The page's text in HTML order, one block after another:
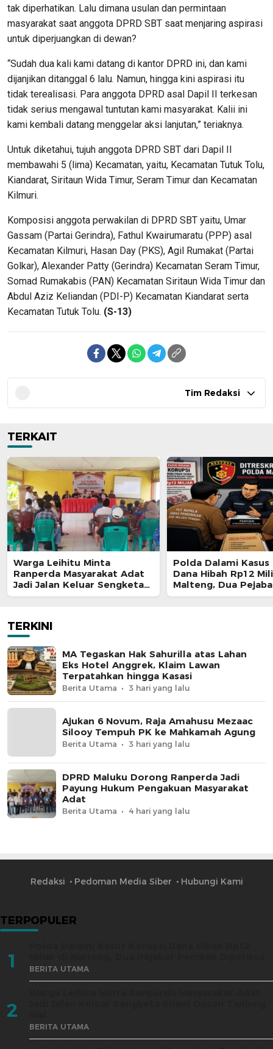
tak diperhatikan. Lalu dimana usulan dan permintaan
masyarakat saat anggota DPRD SBT saat menjaring aspirasi
untuk diperjuangkan di dewan?
“Sudah dua kali kami datang di kantor DPRD ini, dan kami
dijanjikan ditanggal 6 lalu. Namun, hingga kini aspirasi itu
tidak terealisasi. Para anggota DPRD asal Dapil II terkesan
tidak serius mengawal tuntutan kami masyarakat. Kalii ini
kami kembali datang menggelar aksi lanjutan,” teriaknya.
Untuk diketahui, tujuh anggota DPRD SBT dari Dapil II
membawahi 5 (lima) Kecamatan, yaitu, Kecamatan Tutuk Tolu,
Kiandarat, Siritaun Wida Timur, Seram Timur dan Kecamatan
Kilmuri.
Komposisi anggota perwakilan di DPRD SBT yaitu, Umar
Gassam (Partai Gerindra), Fathul Kwairumaratu (PPP) asal
Kecamatan Kilmuri, Hasan Day (PKS), Agil Rumakat (Partai
Golkar), Alexander Patty (Gerindra) Kecamatan Seram Timur,
Somad Rumakabis (PAN) Kecamatan Siritaun Wida Timur dan
Abdul Aziz Keliandan (PDI-P) Kecamatan Kiandarat serta
Kecamatan Tutuk Tolu. (S-13)
Tim Redaksi
TERKAIT
Warga Leihitu Minta
Ranperda Masyarakat Adat
Jadi Jalan Keluar Sengketa
Enam Dusun Tanjung Sial
Polda Dalami Kasus
Dana Hibah Rp12
Malteng, Dua
Pemkab Diperiksa
TERKINI
MA Tegaskan Hak Sahurilla atas Lahan
Eks Hotel Anggrek, Klaim Lawan
Terpatahkan hingga Kasasi
Berita Utama 3 hari yang lalu
Ajukan 6 Novum, Raja Amahusu Mezaac
Silooy Tempuh PK ke Mahkamah Agung
Berita Utama 3 hari yang lalu
DPRD Maluku Dorong Ranperda Jadi
Payung Hukum Pengakuan Masyarakat
Adat
Berita Utama 4 hari yang lalu
Redaksi Pedoman Media Siber Hubungi Kami
TERPOPULER
1 BERITA UTAMA
2
BERITA UTAMA